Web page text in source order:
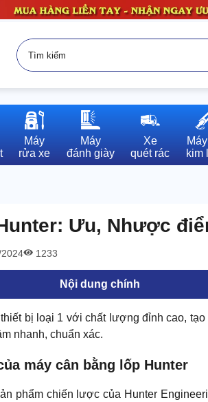
Máy
rửa xe
Máy
đánh giày
Xe
quét rác
kim
Ưu, Nhược
1233
Nội dung chính
thiết bị loại 1 với chất lượng đỉnh cao,
nhanh, chuẩn xác.
máy cân bằng lốp Hunter
phẩm chiến lược của Hunter